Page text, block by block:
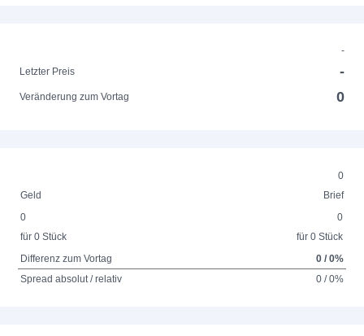
-
Letzter Preis
-
Veränderung zum Vortag 0
0
Geld
Brief
0
für 0 Stück
0
für 0 Stück
Differenz zum Vortag
0 / 0%
Spread absolut / relativ
0 / 0%